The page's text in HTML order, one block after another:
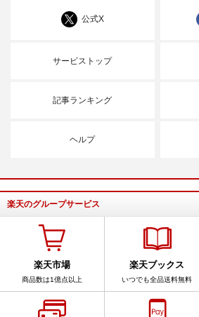
公式X
サービストップ
記事ランキング
ヘルプ
楽天のグループサービス
楽天市場
商品数は1億点以上
楽天ブックス
いつでも全品送料無料